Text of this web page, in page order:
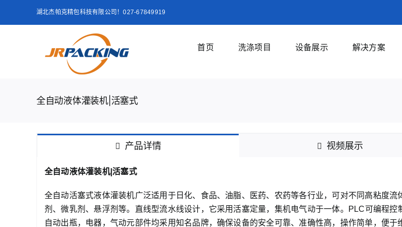
湖北杰帕克精包科技有限公司！027-67849919
首页 洗涤项目 设备展示 解决方案
全自动液体灌装机|活塞式
产品详情 视频展示
全自动液体灌装机|活塞式
全自动活塞式液体灌装机广泛适用于日化、食品、油脂、医药、农药等各行业，可对不同高粘度
剂、微乳剂、悬浮剂等。直线型流水线设计，它采用活塞定量，集机电气动于一体。PLC可编程
自动出瓶，电器，气动元部件均采用知名品牌，确保设备的安全可靠、准确性高，操作简单，便